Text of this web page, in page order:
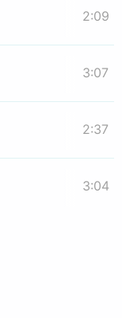
2:09
3:07
2:37
3:04